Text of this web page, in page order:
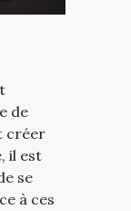
de
créer
il est
se
à ces